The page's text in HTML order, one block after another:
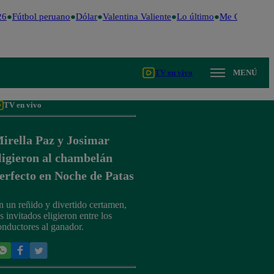
Fútbol peruano Dólar Valentina Valiente Lo último Me Caigo de
TV en vivo MENÚ
TV en vivo
Paz y Josimar
al chambelán
en Noche de Patas
un reñido y divertido certamen,
invitados eligieron entre los
al ganador.